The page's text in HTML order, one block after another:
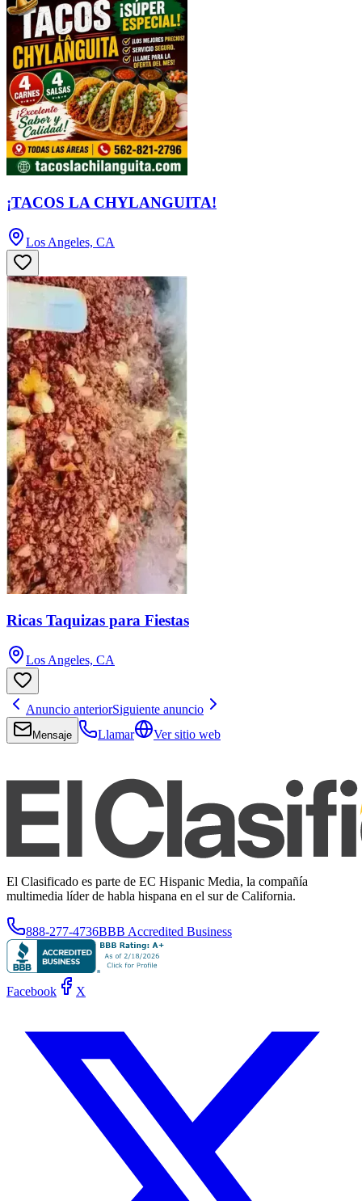
¡TACOS LA CHYLANGUITA!
Los Angeles, CA
Ricas Taquizas para Fiestas
Los Angeles, CA
Anuncio anteriorSiguiente anuncio
Mensaje Llamar Ver sitio web
El Clasificado es parte de EC Hispanic Media, la compañía
multimedia líder de habla hispana en el sur de California.
888-277-4736BBB Accredited Business
Facebook X